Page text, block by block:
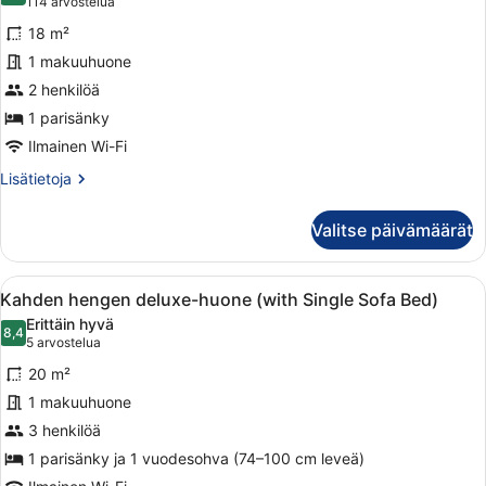
Kahden
hengen
deluxe-
huone
kuvat
arvostelua)
18 m²
1 makuuhuone
2 henkilöä
1 parisänky
Ilmainen Wi-Fi
Lisätietoja
Lisätietoja
deluxe-
huone
Valitse päivämäärät
Avaa
kaikki
huonetyypin
Kahden
hengen
deluxe-
huone
(with
Hotellihuone, jossa on suuri
8
Kahden hengen deluxe-huone (with Single Sofa Bed)
8,48,4 kautta 10
Erittäin hyvä
5 arvostelua
(5
arvostelua)
20 m²
1 makuuhuone
3 henkilöä
1 parisänky ja 1 vuodesohva (74–100 cm leveä)